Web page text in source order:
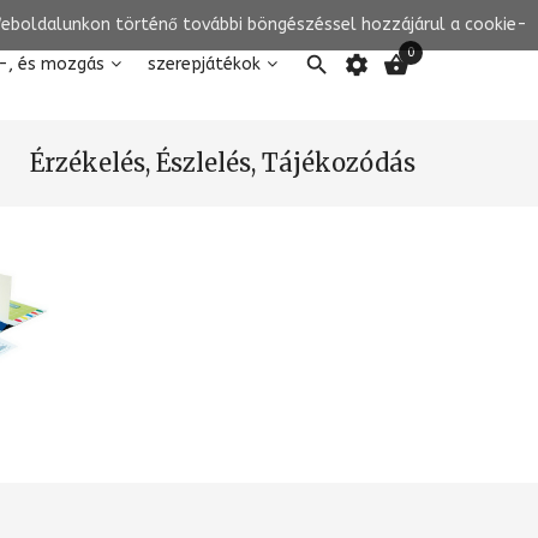
történő további böngészéssel hozzájárul a cookie-
és mozgás szerepjátékok  settings 0
Érzékelés, Észlelés, Tájékozódás